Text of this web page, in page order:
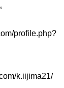
profile.php?
k.iijima21/